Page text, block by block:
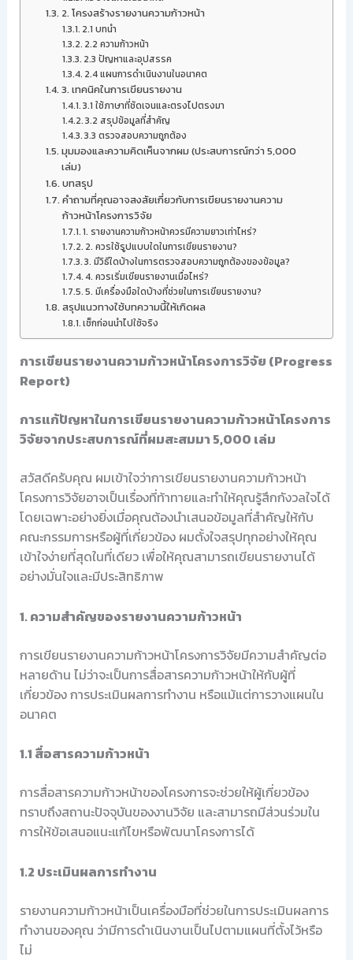
2. โครงสร้างรายงานความก้าวหน้า
2.1 บทนำ
2.2 ความก้าวหน้า
2.3 ปัญหาและอุปสรรค
2.4 แผนการดำเนินงานในอนาคต
3. เทคนิคในการเขียนรายงาน
3.1 ใช้ภาษาที่ชัดเจนและตรงไปตรงมา
3.2 สรุปข้อมูลที่สำคัญ
3.3 ตรวจสอบความถูกต้อง
มุมมองและความคิดเห็นจากผม (ประสบการณ์กว่า 5,000
เล่ม)
บทสรุป
คำถามที่คุณอาจสงสัยเกี่ยวกับการเขียนรายงานความ
ก้าวหน้าโครงการวิจัย
1. รายงานความก้าวหน้าควรมีความยาวเท่าไหร่?
2. ควรใช้รูปแบบใดในการเขียนรายงาน?
3. มีวิธีใดบ้างในการตรวจสอบความถูกต้องของข้อมูล?
4. ควรเริ่มเขียนรายงานเมื่อไหร่?
5. มีเครื่องมือใดบ้างที่ช่วยในการเขียนรายงาน?
สรุปแนวทางใช้บทความนี้ให้เกิดผล
เช็กก่อนนำไปใช้จริง
การเขียนรายงานความก้าวหน้าโครงการวิจัย (Progress
Report)
การแก้ปัญหาในการเขียนรายงานความก้าวหน้าโครงการ
วิจัยจากประสบการณ์ที่ผมสะสมมา 5,000 เล่ม
สวัสดีครับคุณ ผมเข้าใจว่าการเขียนรายงานความก้าวหน้า
โครงการวิจัยอาจเป็นเรื่องที่ท้าทายและทำให้คุณรู้สึกกังวลใจได้
โดยเฉพาะอย่างยิ่งเมื่อคุณต้องนำเสนอข้อมูลที่สำคัญให้กับ
คณะกรรมการหรือผู้ที่เกี่ยวข้อง ผมตั้งใจสรุปทุกอย่างให้คุณ
เข้าใจง่ายที่สุดในที่เดียว เพื่อให้คุณสามารถเขียนรายงานได้
อย่างมั่นใจและมีประสิทธิภาพ
1. ความสำคัญของรายงานความก้าวหน้า
การเขียนรายงานความก้าวหน้าโครงการวิจัยมีความสำคัญต่อ
หลายด้าน ไม่ว่าจะเป็นการสื่อสารความก้าวหน้าให้กับผู้ที่
เกี่ยวข้อง การประเมินผลการทำงาน หรือแม้แต่การวางแผนใน
อนาคต
1.1 สื่อสารความก้าวหน้า
การสื่อสารความก้าวหน้าของโครงการจะช่วยให้ผู้เกี่ยวข้อง
ทราบถึงสถานะปัจจุบันของงานวิจัย และสามารถมีส่วนร่วมใน
การให้ข้อเสนอแนะแก้ไขหรือพัฒนาโครงการได้
1.2 ประเมินผลการทำงาน
รายงานความก้าวหน้าเป็นเครื่องมือที่ช่วยในการประเมินผลการ
ทำงานของคุณ ว่ามีการดำเนินงานเป็นไปตามแผนที่ตั้งไว้หรือ
ไม่